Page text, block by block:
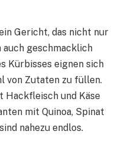
Gericht, das nicht nur
geschmacklich
Kürbisses eignen sich
von Zutaten zu füllen.
Hackfleisch und Käse
mit Quinoa, Spinat
nahezu endlos.